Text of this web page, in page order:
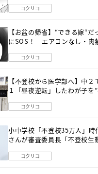
コクリコ
【お盆の帰省】“できる嫁“
にSOS！ エアコンなし・肉
コクリコ
【不登校から医学部へ】中２
１「昼夜逆転」したわが子を
コクリコ
小中学校「不登校35万人」
さんが審査委員長「不登校生
コクリコ